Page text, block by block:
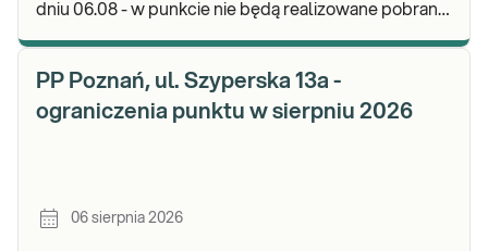
dniu 06.08 - w punkcie nie będą realizowane pobrania
PP Poznań, ul. Szyperska 13a -
ograniczenia punktu w sierpniu 2026
06 sierpnia 2026